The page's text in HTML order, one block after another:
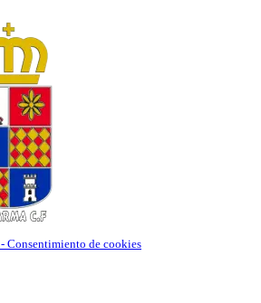
- Consentimiento de cookies